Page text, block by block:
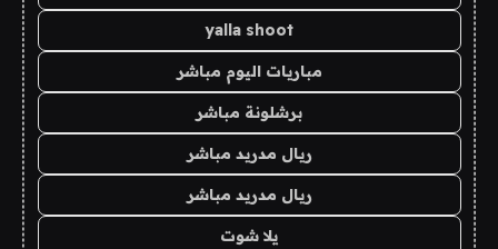
yalla shoot
مباريات اليوم مباشر
برشلونة مباشر
ريال مدريد مباشر
ريال مدريد مباشر
يلا شوت